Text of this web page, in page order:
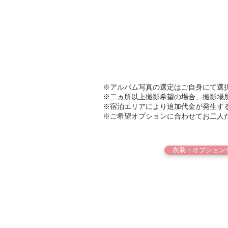
※アルバム写真の選定はご自身にて選
※二ヵ所以上撮影希望の場合、撮影場
​※宿泊エリアにより追加代金が発生す
※ご希望オプションに合わせてお二人
衣装・オプション